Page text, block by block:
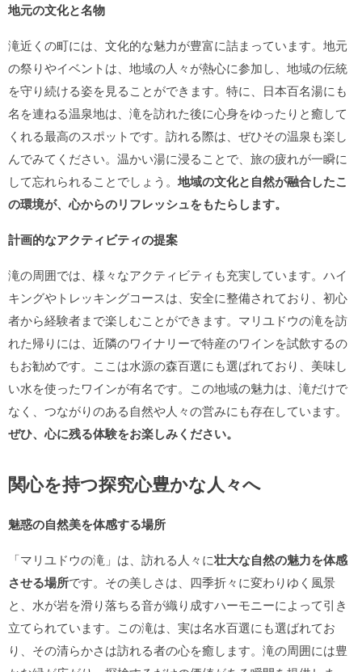
地元の文化と名物
滝近くの町には、文化的な魅力が豊富に詰まっています。地元
の祭りやイベントは、地域の人々が熱心に参加し、地域の伝統
を守り続ける姿を見ることができます。特に、日本百名湯にも
名を連ねる温泉地は、滝を訪れた後に心身をゆったりと癒して
くれる最高のスポットです。訪れる際は、ぜひその温泉も楽し
んでみてください。温かい湯に浸ることで、旅の疲れが一瞬に
して忘れられることでしょう。 地域の文化と自然が融合したこ
の環境が、心からのリフレッシュをもたらします。
計画的なアクティビティの提案
滝の周囲では、様々なアクティビティも充実しています。ハイ
キングやトレッキングコースは、安全に整備されており、初心
者から経験者まで楽しむことができます。マリユドウの滝を訪
れた帰りには、近隣のワイナリーで特産のワインを試飲するの
もお勧めです。ここは水源の森百選にも選ばれており、美味し
い水を使ったワインが有名です。この地域の魅力は、滝だけで
なく、つながりのある自然や人々の営みにも存在しています。
ぜひ、心に残る体験をお楽しみください。
関心を持つ探究心豊かな人々へ
魅惑の自然美を体感する場所
「マリユドウの滝」は、訪れる人々に壮大な自然の魅力を体感
させる場所です。その美しさは、四季折々に変わりゆく風景
と、水が岩を滑り落ちる音が織り成すハーモニーによって引き
立てられています。この滝は、実は名水百選にも選ばれてお
り、その清らかさは訪れる者の心を癒します。滝の周囲には豊